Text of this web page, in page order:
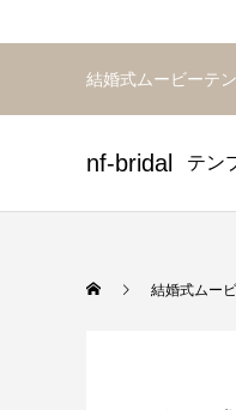
結婚式ムービーテ
nf-bridal テン
結婚式ムー